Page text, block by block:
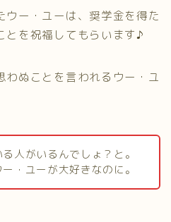
ウー・ユーは、奨学金を得た
とを祝福してもらいます♪
わぬことを言われるウー・ユ
人がいるんでしょ？と。
・ユーが大好きなのに。